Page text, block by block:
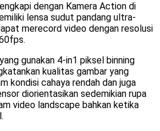
dengan Kamera Action di
lensa sudut pandang ultra-
merecord video dengan resolusi
gunakan 4-in1 piksel binning
kualitas gambar yang
kondisi cahaya rendah dan juga
diorientasikan sedemikian rupa
video landscape bahkan ketika